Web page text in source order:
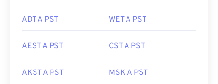
ADT A PST WET A PST
AEST A PST CST A PST
AKST A PST MSK A PST